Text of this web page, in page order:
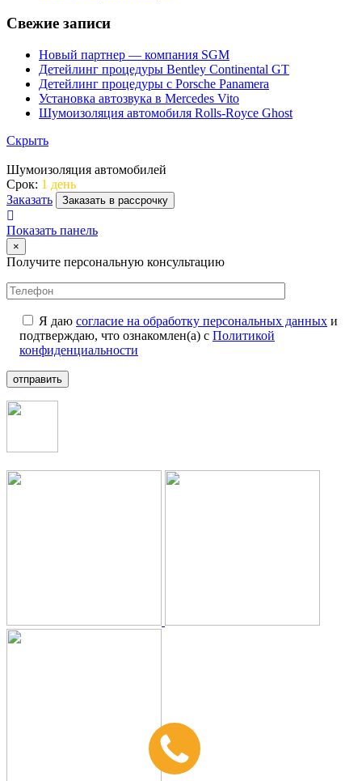
Свежие записи
Новый партнер — компания SGM
Детейлинг процедуры Bentley Continental GT
Детейлинг процедуры с Porsche Panamera
Установка автозвука в Mercedes Vito
Шумоизоляция автомобиля Rolls-Royce Ghost
Скрыть
Шумоизоляция автомобилей
Срок: 1 день
Заказать
Заказать в рассрочку
Показать панель
×
Получите персональную консультацию
Я даю согласие на обработку персональных данных и
подтверждаю, что ознакомлен(а) с Политикой
конфиденциальности
отправить